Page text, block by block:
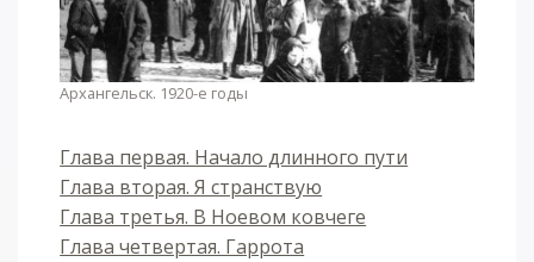
Архангельск. 1920-е годы
Глава первая. Начало длинного пути
Глава вторая. Я странствую
Глава третья. В Ноевом ковчеге
Глава четвертая. Гаррота